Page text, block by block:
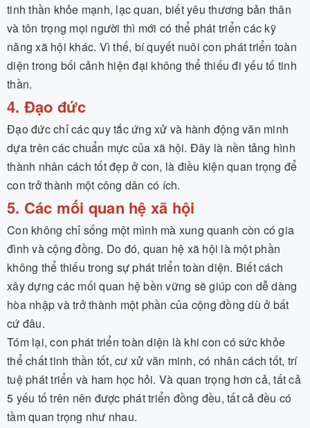
tinh thần khỏe mạnh, lạc quan, biết yêu thương bản thân
và tôn trọng mọi người thì mới có thể phát triển các kỹ
năng xã hội khác. Vì thế, bí quyết nuôi con phát triển toàn
diện trong bối cảnh hiện đại không thể thiếu đi yếu tố tinh
thần.
4. Đạo đức
Đạo đức chỉ các quy tắc ứng xử và hành động văn minh
dựa trên các chuẩn mực của xã hội. Đây là nền tảng hình
thành nhân cách tốt đẹp ở con, là điều kiện quan trọng để
con trở thành một công dân có ích.
5. Các mối quan hệ xã hội
Con không chỉ sống một mình mà xung quanh còn có gia
đình và cộng đồng. Do đó, quan hệ xã hội là một phần
không thể thiếu trong sự phát triển toàn diện. Biết cách
xây dựng các mối quan hệ bền vững sẽ giúp con dễ dàng
hòa nhập và trở thành một phần của cộng đồng dù ở bất
cứ đâu.
Tóm lại, con phát triển toàn diện là khi con có sức khỏe
thể chất tinh thần tốt, cư xử văn minh, có nhân cách tốt, trí
tuệ phát triển và ham học hỏi. Và quan trọng hơn cả, tất cả
5 yếu tố trên nên được phát triển đồng đều, tất cả đều có
tầm quan trọng như nhau.